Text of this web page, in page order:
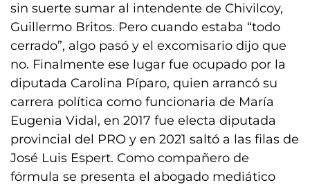
sin suerte sumar al intendente de Chivilcoy,
Guillermo Britos. Pero cuando estaba “todo
cerrado”, algo pasó y el excomisario dijo que
no. Finalmente ese lugar fue ocupado por la
diputada Carolina Píparo, quien arrancó su
carrera política como funcionaria de María
Eugenia Vidal, en 2017 fue electa diputada
provincial del PRO y en 2021 saltó a las filas de
José Luis Espert. Como compañero de
fórmula se presenta el abogado mediático